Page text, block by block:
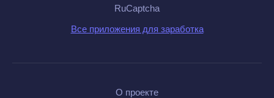
RuCaptcha
Все приложения для заработка
О проекте